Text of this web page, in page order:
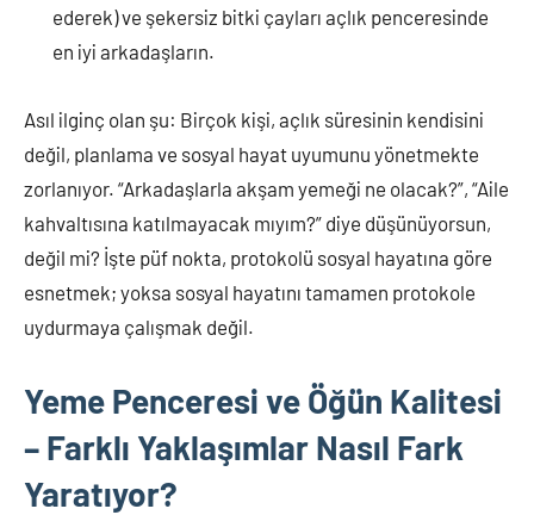
ederek) ve şekersiz bitki çayları açlık penceresinde
en iyi arkadaşların.
Asıl ilginç olan şu: Birçok kişi, açlık süresinin kendisini
değil, planlama ve sosyal hayat uyumunu yönetmekte
zorlanıyor. “Arkadaşlarla akşam yemeği ne olacak?”, “Aile
kahvaltısına katılmayacak mıyım?” diye düşünüyorsun,
değil mi? İşte püf nokta, protokolü sosyal hayatına göre
esnetmek; yoksa sosyal hayatını tamamen protokole
uydurmaya çalışmak değil.
Yeme Penceresi ve Öğün Kalitesi
– Farklı Yaklaşımlar Nasıl Fark
Yaratıyor?